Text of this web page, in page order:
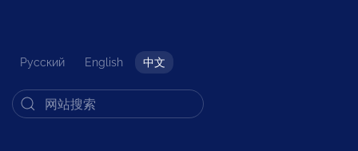
Русский English 中文